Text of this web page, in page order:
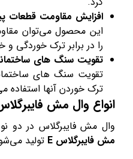
افزایش مقاومت قطعات
این محصول می‌توان
را در برابر ترک خوردگی
تقویت سنگ های
تقویت سنگ های
ترک خوردن آنها استفاده
انواع وال مش
وال مش فایبرگلاس در دو
مش فایبرگلاس E
تولید